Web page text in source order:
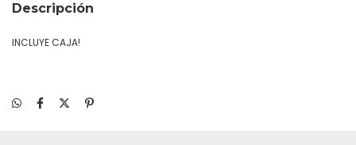
Descripción
INCLUYE CAJA!